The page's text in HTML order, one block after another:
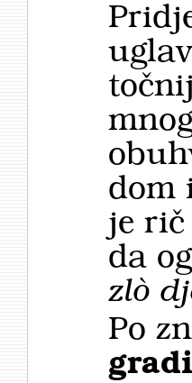
dom
je rič
da
zlò
Po